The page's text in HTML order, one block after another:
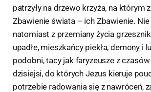
patrzyły na drzewo krzyża, na którym
Zbawienie świata – ich Zbawienie.
natomiast z przemiany życia
upadłe, mieszkańcy piekła, demony i
podobni, tacy jak faryzeusze z
dzisiejsi, do których Jezus kieruje
potrzebie radowania się z nawróceń,